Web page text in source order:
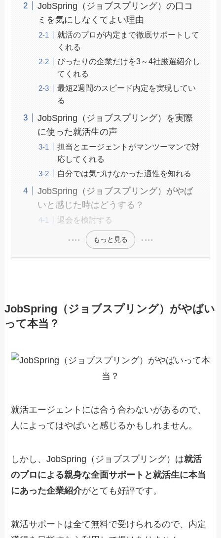
JobSpring（ジョブスプリング）の口コ
ミを気にしなくてよい理由
就活のプロが内定まで徹底サポートして
くれる
ぴったりの企業だけを3～4社厳選紹介し
てくれる
最短2週間のスピード内定を実現してい
る
JobSpring（ジョブスプリング）を実際
に使った就活生の声
担当とエージェントがマンツーマンで対
応してくれる
自分では気づけなかった適性を知れる
JobSpring（ジョブスプリング）がやば
いと感じた時はどうする？
退会を検討する
もっと見る
JobSpring（ジョブスプリング）がやばい
って本当？
就活エージェントには合う合わないがあるので、
人によってはやばいと感じるかもしれません。
しかし、JobSpring（ジョブスプリング）は就活
のプロによる親身な全面サポートと就活生に本当
にあった企業紹介がとても好評です。
就活サポートは全て無料で受けられるので、内定